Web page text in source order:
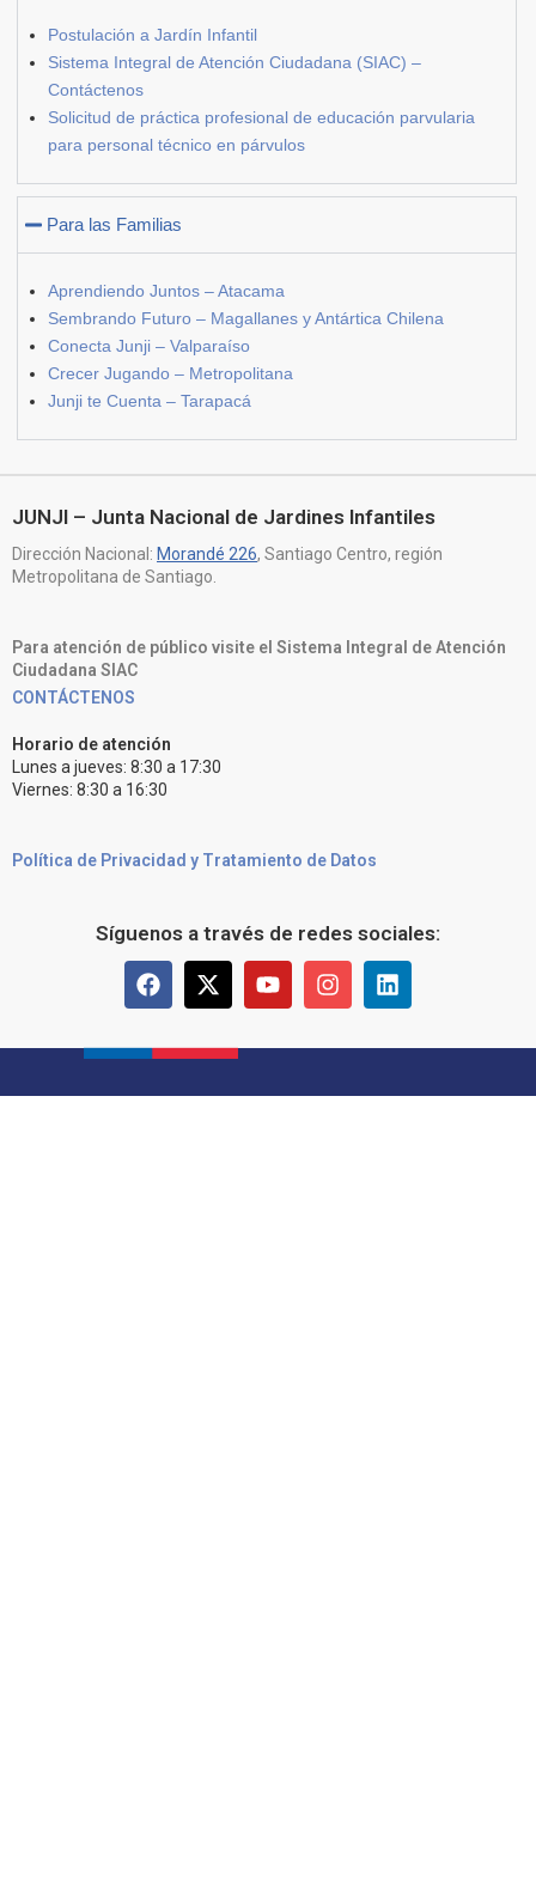
Postulación a Jardín Infantil
Sistema Integral de Atención Ciudadana (SIAC) –
Contáctenos
Solicitud de práctica profesional de educación parvularia
para personal técnico en párvulos
Para las Familias
Aprendiendo Juntos – Atacama
Sembrando Futuro – Magallanes y Antártica Chilena
Conecta Junji – Valparaíso
Crecer Jugando – Metropolitana
Junji te Cuenta – Tarapacá
JUNJI – Junta Nacional de Jardines Infantiles
Dirección Nacional: Morandé 226, Santiago Centro, región
Metropolitana de Santiago.
Para atención de público visite el Sistema Integral de Atención
Ciudadana SIAC
CONTÁCTENOS
Horario de atención
Lunes a jueves: 8:30 a 17:30
Viernes: 8:30 a 16:30
Política de Privacidad y Tratamiento de Datos
Síguenos a través de redes sociales: